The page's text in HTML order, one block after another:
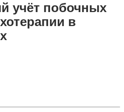
учёт побочных
в